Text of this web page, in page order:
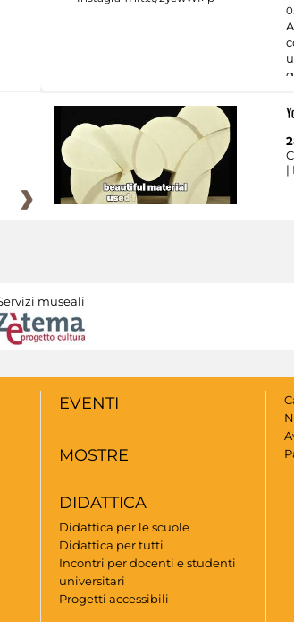
|
museali
EVENTI
MOSTRE
DIDATTICA
Didattica per le scuole
Didattica per tutti
Incontri per docenti e studenti
universitari
Progetti accessibili